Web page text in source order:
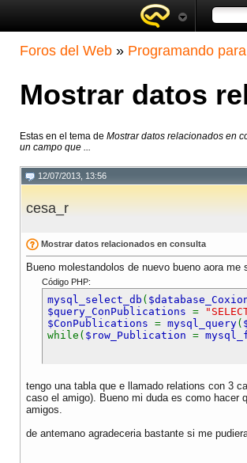
Foros del Web » Programando
Mostrar datos
Estas en el tema de Mostrar datos relacionados en
un campo que ...
12/07/2013, 13:56
cesa_r
Mostrar datos relacionados en consulta
Bueno molestandolos de nuevo bueno aora
Código PHP:
mysql_select_db (
$query_ConPublications =
$ConPublications = mysql_query(
while( $row_Publication =
tengo una tabla que e llamado relations con 3
caso el amigo). Bueno mi duda es como hacer
amigos.
de antemano agradeceria bastante si me